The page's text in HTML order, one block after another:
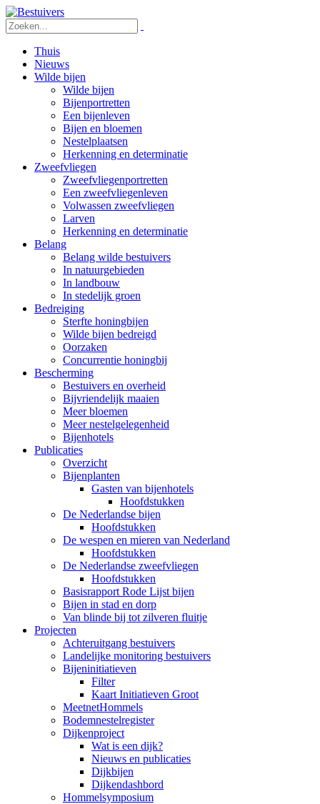
Thuis
Nieuws
Wilde bijen
Wilde bijen
Bijenportretten
Een bijenleven
Bijen en bloemen
Nestelplaatsen
Herkenning en determinatie
Zweefvliegen
Zweefvliegenportretten
Een zweefvliegenleven
Volwassen zweefvliegen
Larven
Herkenning en determinatie
Belang
Belang wilde bestuivers
In natuurgebieden
In landbouw
In stedelijk groen
Bedreiging
Sterfte honingbijen
Wilde bijen bedreigd
Oorzaken
Concurrentie honingbij
Bescherming
Bestuivers en overheid
Bijvriendelijk maaien
Meer bloemen
Meer nestelgelegenheid
Bijenhotels
Publicaties
Overzicht
Bijenplanten
Gasten van bijenhotels
Hoofdstukken
De Nederlandse bijen
Hoofdstukken
De wespen en mieren van Nederland
Hoofdstukken
De Nederlandse zweefvliegen
Hoofdstukken
Basisrapport Rode Lijst bijen
Bijen in stad en dorp
Van blinde bij tot zilveren fluitje
Projecten
Achteruitgang bestuivers
Landelijke monitoring bestuivers
Bijeninitiatieven
Filter
Kaart Initiatieven Groot
MeetnetHommels
Bodemnestelregister
Dijkenproject
Wat is een dijk?
Nieuws en publicaties
Dijkbijen
Dijkendashbord
Hommelsymposium